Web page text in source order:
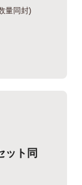
量同封)
ット同